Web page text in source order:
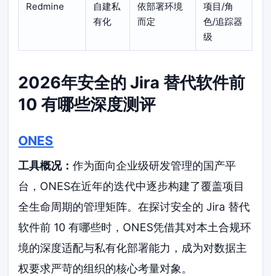
Redmine
自建私
有化
依部署环境
而定
项目/角
色/追踪器
级
2026年安全的 Jira 替代软件前
10 有哪些深度测评
ONES
工具概况：作为面向企业级研发管理的国产平
台，ONES在近年的迭代中逐步构建了覆盖项目
全生命周期的管理矩阵。在探讨安全的 Jira 替代
软件前 10 有哪些时，ONES凭借其对本土合规环
境的深度适配与私有化部署能力，成为对数据主
权要求严苛的组织的核心考量对象。